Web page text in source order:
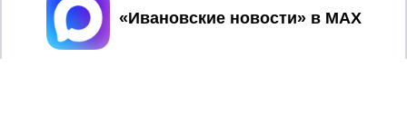
Принять